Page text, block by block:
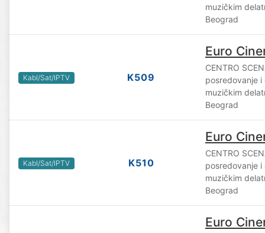
muzičkim
Beograd
Kabl/Sat/IPTV K509
Euro
CENTRO
posredovanje
muzičkim
Beograd
Kabl/Sat/IPTV K510
Euro
CENTRO
posredovanje
muzičkim
Beograd
Euro